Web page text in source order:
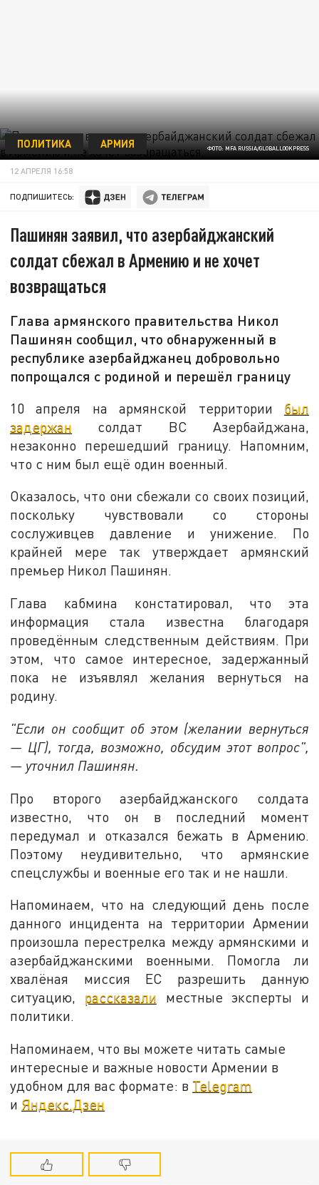
ФОТО: MFA RUSSIA/GLOBALLOOKPRESS
ПОЛИТИКА АРМИЯ
12 АПРЕЛЯ 16:58
ПОДПИШИТЕСЬ:
Пашинян заявил, что азербайджанский
солдат сбежал в Армению и не хочет
возвращаться
Глава армянского правительства Никол
Пашинян сообщил, что обнаруженный в
республике азербайджанец добровольно
попрощался с родиной и перешёл границу
10 апреля на армянской территории был
задержан солдат ВС Азербайджана,
незаконно перешедший границу. Напомним,
что с ним был ещё один военный.
Оказалось, что они сбежали со своих позиций,
поскольку чувствовали со стороны
сослуживцев давление и унижение. По
крайней мере так утверждает армянский
премьер Никол Пашинян.
Глава кабмина констатировал, что эта
информация стала известна благодаря
проведённым следственным действиям. При
этом, что самое интересное, задержанный
пока не изъявлял желания вернуться на
родину.
"Если он сообщит об этом (желании вернуться
— ЦГ), тогда, возможно, обсудим этот вопрос",
— уточнил Пашинян.
Про второго азербайджанского солдата
известно, что он в последний момент
передумал и отказался бежать в Армению.
Поэтому неудивительно, что армянские
спецслужбы и военные его так и не нашли.
Напоминаем, что на следующий день после
данного инцидента на территории Армении
произошла перестрелка между армянскими и
азербайджанскими военными. Помогла ли
хвалёная миссия ЕС разрешить данную
ситуацию, рассказали местные эксперты и
политики.
Напоминаем, что вы можете читать самые
интересные и важные новости Армении в
удобном для вас формате: в Telegram
и Яндекс.Дзен